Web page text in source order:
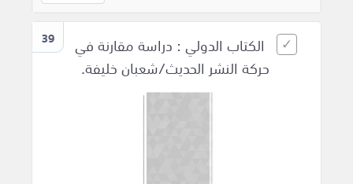
39
الكتاب الدولي : دراسة مقارنة في
حركة النشر الحديث/شعبان خليفة.